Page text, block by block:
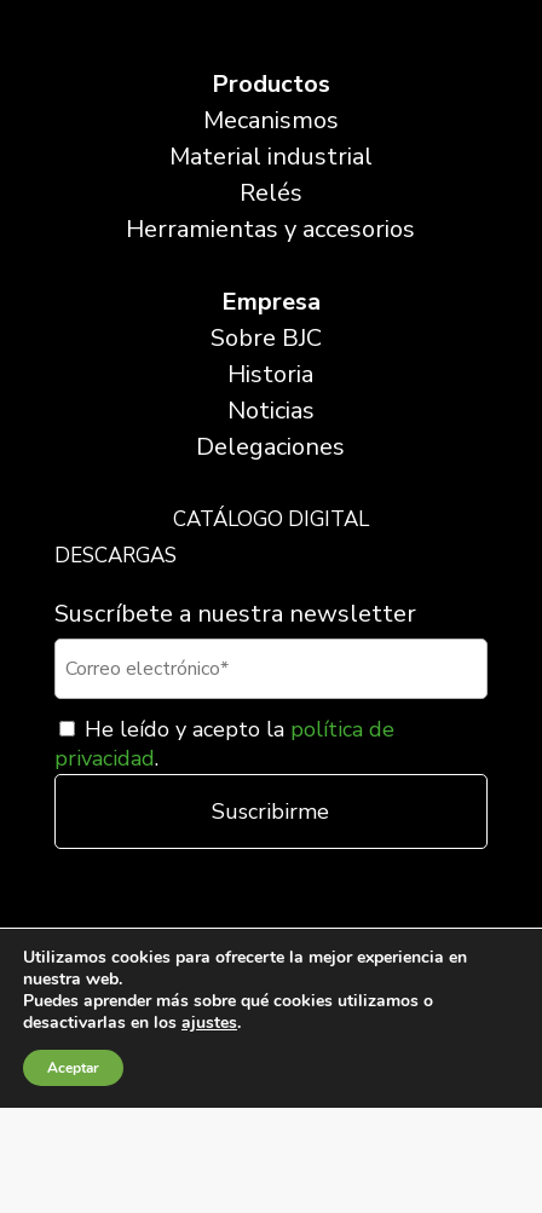
Productos
Mecanismos
Material industrial
Relés
Herramientas y accesorios
Empresa
Sobre BJC
Historia
Noticias
Delegaciones
CATÁLOGO DIGITAL
DESCARGAS
Suscríbete a nuestra newsletter
He leído y acepto la política de
privacidad.
Condiciones generales de venta
Política de privacidad
Utilizamos cookies para ofrecerte la mejor experiencia en
nuestra web.
Puedes aprender más sobre qué cookies utilizamos o
desactivarlas en los ajustes.
Aceptar